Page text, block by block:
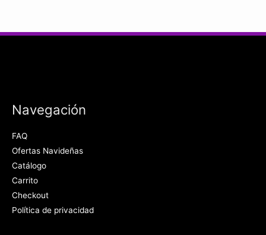
Navegación
FAQ
Ofertas Navideñas
Catálogo
Carrito
Checkout
Política de privacidad